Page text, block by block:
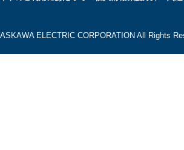
ELECTRIC CORPORATION All Rights